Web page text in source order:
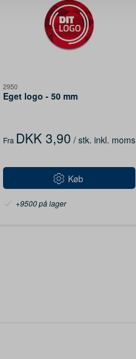
2950
Eget logo - 50 mm
Fra DKK 3,90 / stk. inkl. moms
Køb
+9500 på lager